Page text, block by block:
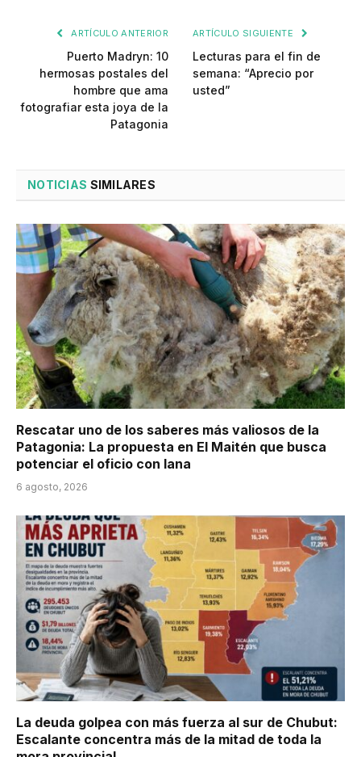
ARTÍCULO ANTERIOR
Puerto Madryn: 10
hermosas postales del
hombre que ama
fotografiar esta joya de la
Patagonia
ARTÍCULO SIGUIENTE
Lecturas para el fin de
semana: “Aprecio por
usted”
NOTICIAS SIMILARES
Rescatar uno de los saberes más valiosos de la
Patagonia: La propuesta en El Maitén que busca
potenciar el oficio con lana
6 agosto, 2026
La deuda golpea con más fuerza al sur de Chubut:
Escalante concentra más de la mitad de toda la